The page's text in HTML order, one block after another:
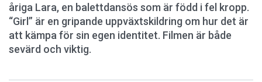
åriga Lara, en balettdansös som är född i fel kropp.
“Girl” är en gripande uppväxtskildring om hur det är
att kämpa för sin egen identitet. Filmen är både
sevärd och viktig.